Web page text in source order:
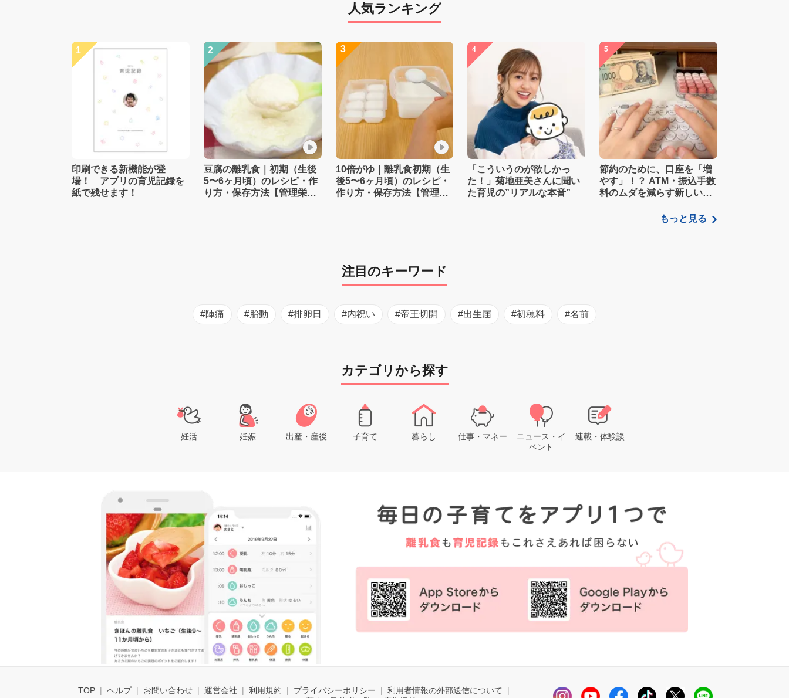
人気ランキング
1
印刷できる新機能が登
場！ アプリの育児記録を
紙で残せます！
2
豆腐の離乳食｜初期（生後
5〜6ヶ月頃）のレシピ・作
り方・保存方法【管理栄養
3
10倍がゆ｜離乳食初期（生
後5〜6ヶ月頃）のレシピ・
作り方・保存方法【管理栄
4
「こういうのが欲しかっ
た！」菊地亜美さんに聞い
た育児の”リアルな本音”
5
節約のために、口座を「増
やす」！？ ATM・振込手数
料のムダを減らす新しい家
もっと見る
注目のキーワード
#陣痛 #胎動 #排卵日 #内祝い #帝王切開 #出生届 #初穂料 #名前
カテゴリから探す
妊活 妊娠 出産・産後 子育て 暮らし 仕事・マネー
ニュース・イ
ベント
連載・体験談
TOP ヘルプ お問い合わせ 運営会社 利用規約 プライバシーポリシー
利用者情報の外部送信について